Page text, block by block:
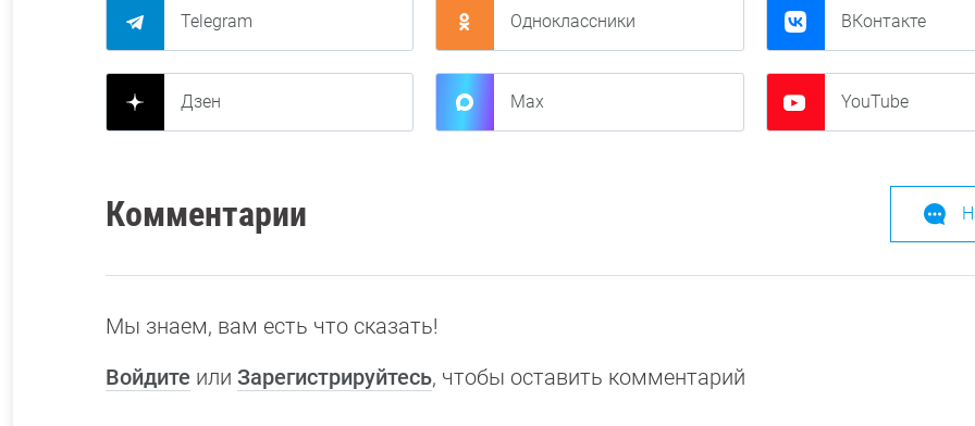
Telegram Одноклассники ВКонтакте
Дзен Max YouTube
Комментарии
Мы знаем, вам есть что сказать!
Войдите или Зарегистрируйтесь, чтобы оставить комментарий